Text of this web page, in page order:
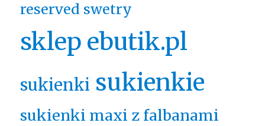
reserved swetry
sklep ebutik.pl
sukienki sukienkie
sukienki maxi z falbanami